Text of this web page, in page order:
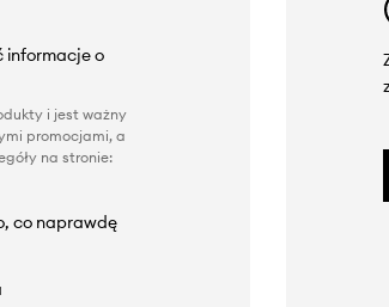
informacje o
i jest ważny
promocjami, a
na stronie:
co naprawdę